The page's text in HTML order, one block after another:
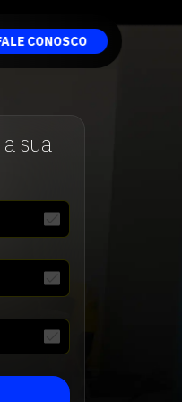
CONOSCO
sua